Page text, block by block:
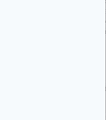
ETF de Bitcoin
Ciertos servicios
cripto, siempre que
Estrictamente
Aquí está la parte que